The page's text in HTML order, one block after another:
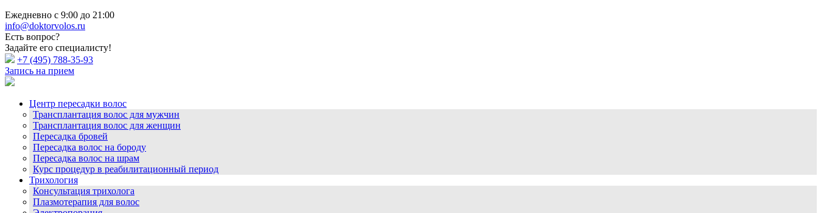
Ежедневно с 9:00 до 21:00
info@doktorvolos.ru
Есть вопрос?
Задайте его специалисту!
+7 (495) 788-35-93
Запись на прием
Центр пересадки волос
Трансплантация волос для мужчин
Трансплантация волос для женщин
Пересадка бровей
Пересадка волос на бороду
Пересадка волос на шрам
Курс процедур в реабилитационный период
Трихология
Консультация трихолога
Плазмотерапия для волос